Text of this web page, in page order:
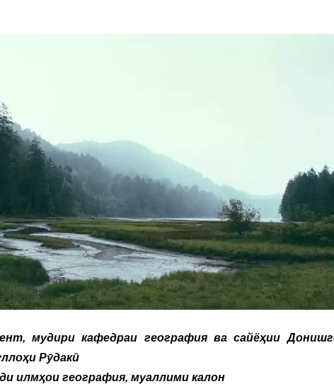
мудири кафедраи география ва сайёҳии
Рӯдакӣ
илмҳои география, муаллими калон